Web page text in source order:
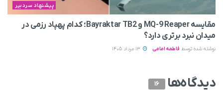
پیشنهاد سردبیر
مقایسه MQ-9 Reaper و Bayraktar TB2؛ کدام پهپاد رزمی در
میدان نبرد برتری دارد؟
نوشته شده توسط فاطمه امامی
دیدگاه‌ها 16